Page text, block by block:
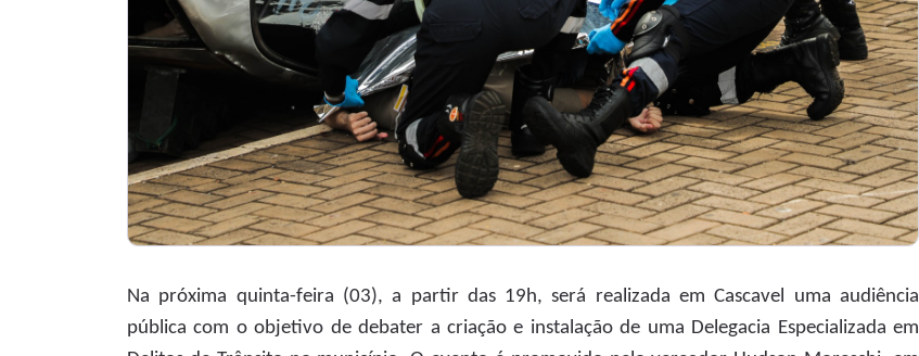
Na próxima quinta-feira (03), a partir das 19h, será realizada em Cascavel uma audiência
pública com o objetivo de debater a criação e instalação de uma Delegacia Especializada em